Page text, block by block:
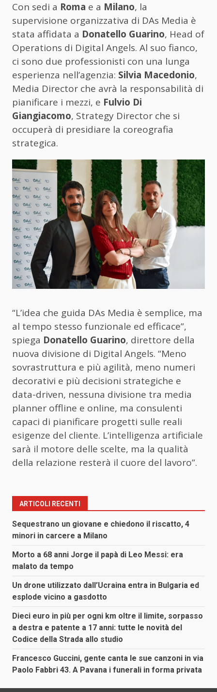
Con sedi a Roma e a Milano, la
supervisione organizzativa di DAs Media è
stata affidata a Donatello Guarino, Head of
Operations di Digital Angels. Al suo fianco,
ci sono due professionisti con una lunga
esperienza nell’agenzia: Silvia Macedonio,
Media Director che avrà la responsabilità di
pianificare i mezzi, e Fulvio Di
Giangiacomo, Strategy Director che si
occuperà di presidiare la coreografia
strategica.
“L’idea che guida DAs Media è semplice, ma
al tempo stesso funzionale ed efficace”,
spiega Donatello Guarino, direttore della
nuova divisione di Digital Angels. “Meno
sovrastruttura e più agilità, meno numeri
decorativi e più decisioni strategiche e
data-driven, nessuna divisione tra media
planner offline e online, ma consulenti
capaci di pianificare progetti sulle reali
esigenze del cliente. L’intelligenza artificiale
sarà il motore delle scelte, ma la qualità
della relazione resterà il cuore del lavoro”.
ARTICOLI RECENTI
Sequestrano un giovane e chiedono il riscatto, 4
minori in carcere a Milano
Morto a 68 anni Jorge il papà di Leo Messi: era
malato da tempo
Un drone utilizzato dall’Ucraina entra in Bulgaria ed
esplode vicino a gasdotto
Dieci euro in più per ogni km oltre il limite, sorpasso
a destra e patente a 17 anni: tutte le novità del
Codice della Strada allo studio
Francesco Guccini, gente canta le sue canzoni in via
Paolo Fabbri 43. A Pavana i funerali in forma privata